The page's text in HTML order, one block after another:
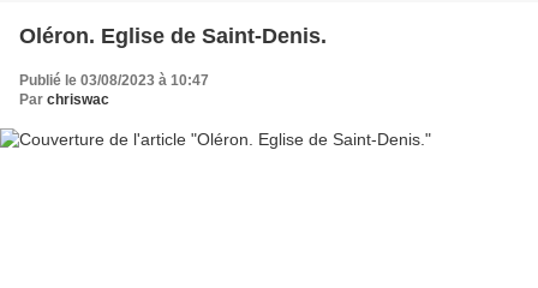
Oléron. Eglise de Saint-Denis.
Publié le 03/08/2023 à 10:47
Par chriswac